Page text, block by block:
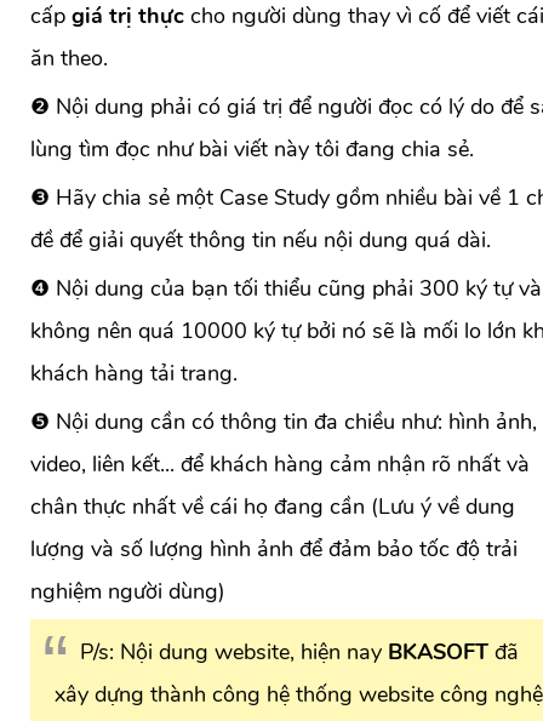
cấp giá trị thực cho người dùng thay vì cố để viết
ăn theo.
❷ Nội dung phải có giá trị để người đọc có lý do để
lùng tìm đọc như bài viết này tôi đang chia sẻ.
❸ Hãy chia sẻ một Case Study gồm nhiều bài về 1
đề để giải quyết thông tin nếu nội dung quá dài.
❹ Nội dung của bạn tối thiểu cũng phải 300 ký tự và
không nên quá 10000 ký tự bởi nó sẽ là mối lo lớn
khách hàng tải trang.
❺ Nội dung cần có thông tin đa chiều như: hình ảnh,
video, liên kết... để khách hàng cảm nhận rõ nhất và
chân thực nhất về cái họ đang cần (Lưu ý về dung
lượng và số lượng hình ảnh để đảm bảo tốc độ trải
nghiệm người dùng)
P/s: Nội dung website, hiện nay BKASOFT đã
xây dựng thành công hệ thống website công nghệ